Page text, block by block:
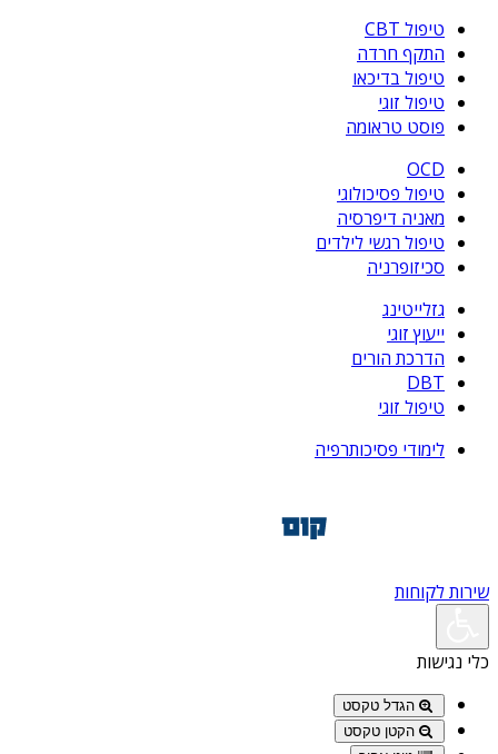
טיפול CBT
התקף חרדה
טיפול בדיכאו
טיפול זוגי
פוסט טראומה
OCD
טיפול פסיכולוגי
מאניה דיפרסיה
טיפול רגשי לילדים
סכיזופרניה
גזלייטינג
ייעוץ זוגי
הדרכת הורים
DBT
טיפול זוגי
לימודי פסיכותרפיה
שירות לקוחות
כלי נגישות
הגדל טקסט
הקטן טקסט